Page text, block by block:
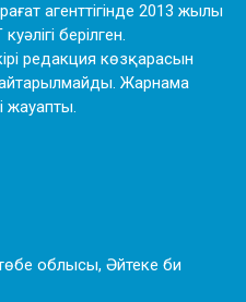
агенттігінде 2013 жылы
берілген.
редакция көзқарасын
Жарнама
жауапты.
облысы, Әйтеке би